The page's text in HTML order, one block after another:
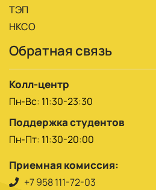
ТЭП
НКСО
Обратная связь
Колл-центр
Пн-Вс: 11:30-23:30
Поддержка студентов
Пн-Пт: 11:30-20:00
Приемная комиссия:
+7 958 111-72-03